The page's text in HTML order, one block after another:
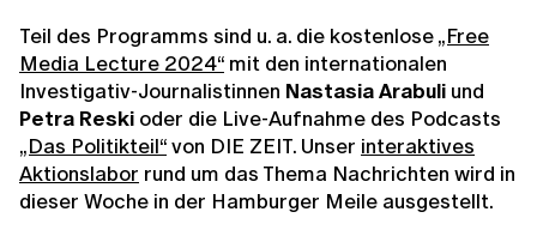
Teil des Programms sind u. a. die kostenlose„Free
Media Lecture 2024“ mit den internationalen
Investigativ-Journalistinnen Nastasia Arabuli und
Petra Reski oder die Live-Aufnahme des Podcasts
„Das Politikteil“von DIE ZEIT. Unser interaktives
Aktionslabor rund um das Thema Nachrichten wird in
dieser Woche in der Hamburger Meile ausgestellt.